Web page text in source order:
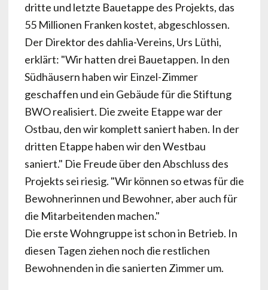
dritte und letzte Bauetappe des Projekts, das
55 Millionen Franken kostet, abgeschlossen.
Der Direktor des dahlia-Vereins, Urs Lüthi,
erklärt: "Wir hatten drei Bauetappen. In den
Südhäusern haben wir Einzel-Zimmer
geschaffen und ein Gebäude für die Stiftung
BWO realisiert. Die zweite Etappe war der
Ostbau, den wir komplett saniert haben. In der
dritten Etappe haben wir den Westbau
saniert." Die Freude über den Abschluss des
Projekts sei riesig. "Wir können so etwas für die
Bewohnerinnen und Bewohner, aber auch für
die Mitarbeitenden machen."
Die erste Wohngruppe ist schon in Betrieb. In
diesen Tagen ziehen noch die restlichen
Bewohnenden in die sanierten Zimmer um.